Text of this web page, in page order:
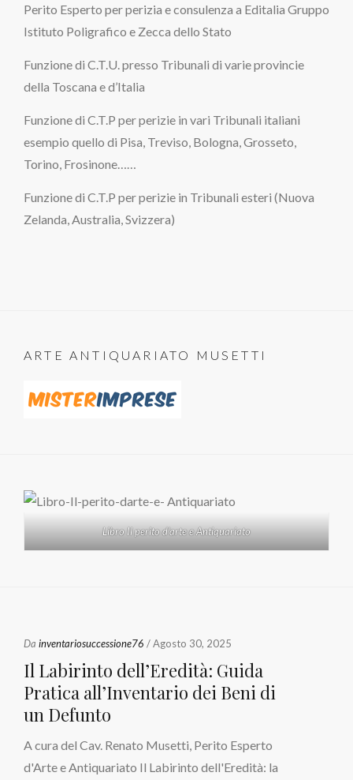
Perito Esperto per perizia e consulenza a Editalia Gruppo
Istituto Poligrafico e Zecca dello Stato
Funzione di C.T.U. presso Tribunali di varie provincie
della Toscana e d’Italia
Funzione di C.T.P per perizie in vari Tribunali italiani
esempio quello di Pisa, Treviso, Bologna, Grosseto,
Torino, Frosinone……
Funzione di C.T.P per perizie in Tribunali esteri (Nuova
Zelanda, Australia, Svizzera)
ARTE ANTIQUARIATO MUSETTI
Libro Il perito d'arte e Antiquariato
Da inventariosuccessione76 / Agosto 30, 2025
Il Labirinto dell’Eredità: Guida
Pratica all’Inventario dei Beni di
un Defunto
A cura del Cav. Renato Musetti, Perito Esperto
d'Arte e Antiquariato Il Labirinto dell'Eredità: la